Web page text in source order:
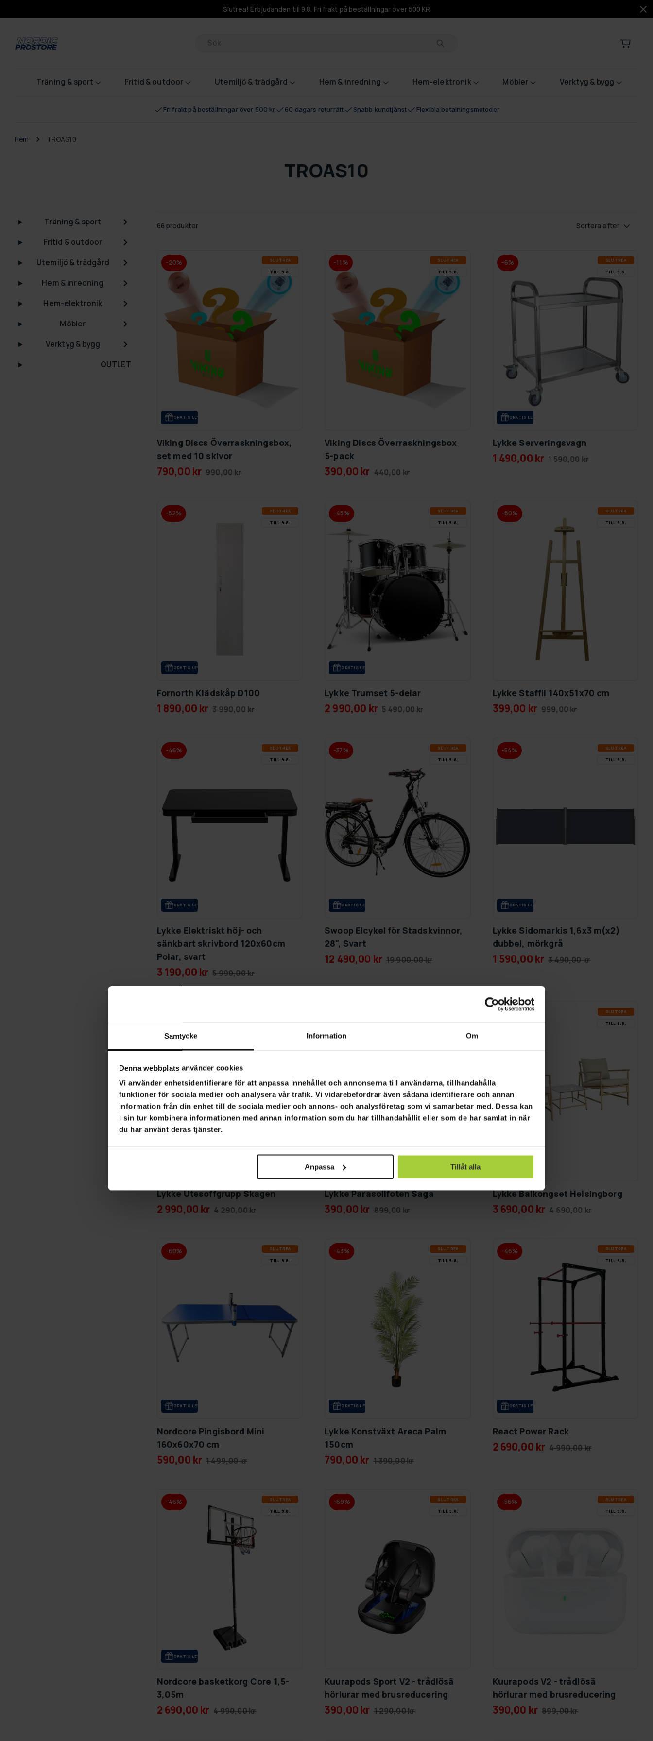
Samtycke Information Om
Denna webbplats använder cookies
Vi använder enhetsidentifierare för att anpassa innehållet och annonserna till användarna, tillhandahålla
funktioner för sociala medier och analysera vår trafik. Vi vidarebefordrar även sådana identifierare och annan
information från din enhet till de sociala medier och annons- och analysföretag som vi samarbetar med. Dessa kan
i sin tur kombinera informationen med annan information som du har tillhandahållit eller som de har samlat in när
du har använt deras tjänster.
Anpassa Tillåt alla
Slutrea! Erbjudanden till 9.8. Fri frakt på beställningar över 500 KR
Produkter
Träning & sport Fritid & outdoor Utemiljö & trädgård Hem & inredning Hem-elektronik Möbler Verktyg & bygg
Fri frakt på beställningar över 500 kr 60 dagars returrätt Snabb kundtjänst Flexibla betalningsmetoder
Hem TROAS10
TROAS10
Träning & sport
Fritid & outdoor
Utemiljö & trädgård
Hem & inredning
Hem-elektronik
Möbler
Verktyg & bygg
OUTLET
66 produkter Sortera efter
-20% SLUT­REA
TILL 9.8.
GRA­TIS LE­VE­RANS
Viking Discs Överraskningsbox,
set med 10 skivor
790,00 kr 990,00 kr
-11% SLUT­REA
TILL 9.8.
Viking Discs Överraskningsbox
5-pack
390,00 kr 440,00 kr
-6% SLUT­REA
TILL 9.8.
GRA­TIS LE­VE­RANS
Lykke Serveringsvagn
1 490,00 kr 1 590,00 kr
-52% SLUT­REA
TILL 9.8.
GRA­TIS LE­VE­RANS
Fornorth Klädskåp D100
1 890,00 kr 3 990,00 kr
-45% SLUT­REA
TILL 9.8.
GRA­TIS LE­VE­RANS
Lykke Trumset 5-delar
2 990,00 kr 5 490,00 kr
-60% SLUT­REA
TILL 9.8.
Lykke Staffli 140x51x70 cm
399,00 kr 999,00 kr
-46% SLUT­REA
TILL 9.8.
GRA­TIS LE­VE­RANS
Lykke Elektriskt höj- och
sänkbart skrivbord 120x60cm
Polar, svart
3 190,00 kr 5 990,00 kr
-37% SLUT­REA
TILL 9.8.
GRA­TIS LE­VE­RANS
Swoop Elcykel för Stadskvinnor,
28", Svart
12 490,00 kr 19 900,00 kr
-54% SLUT­REA
TILL 9.8.
GRA­TIS LE­VE­RANS
Lykke Sidomarkis 1,6x3 m(x2)
dubbel, mörkgrå
1 590,00 kr 3 490,00 kr
Lykke Utesoffgrupp Skagen
2 990,00 kr 4 290,00 kr
Lykke Parasollfoten Saga
390,00 kr 899,00 kr
-21% SLUT­REA
TILL 9.8.
Lykke Balkongset Helsingborg
3 690,00 kr 4 690,00 kr
-60% SLUT­REA
TILL 9.8.
GRA­TIS LE­VE­RANS
Nordcore Pingisbord Mini
160x60x70 cm
590,00 kr 1 499,00 kr
-43% SLUT­REA
TILL 9.8.
GRA­TIS LE­VE­RANS
Lykke Konstväxt Areca Palm
150cm
790,00 kr 1 390,00 kr
-46% SLUT­REA
TILL 9.8.
GRA­TIS LE­VE­RANS
React Power Rack
2 690,00 kr 4 990,00 kr
-46% SLUT­REA
TILL 9.8.
GRA­TIS LE­VE­RANS
Nordcore basketkorg Core 1,5-
3,05m
2 690,00 kr 4 990,00 kr
-69% SLUT­REA
TILL 9.8.
Kuurapods Sport V2 - trådlösä
hörlurar med brusreducering
390,00 kr 1 290,00 kr
-56% SLUT­REA
TILL 9.8.
Kuurapods V2 - trådlösä
hörlurar med brusreducering
390,00 kr 899,00 kr